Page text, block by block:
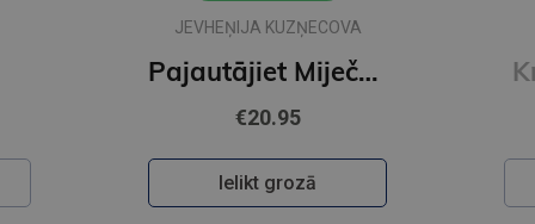
JEVHEŅIJA KUZŅECOVA
Pajautājiet Miječkai
€20.95
Ielikt grozā